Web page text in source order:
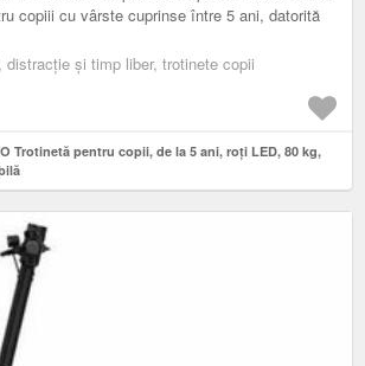
copiii cu vârste cuprinse între 5 ani, datorită
distracție și timp liber, trotinete copii
Trotinetă pentru copii, de la 5 ani, roți LED, 80 kg,